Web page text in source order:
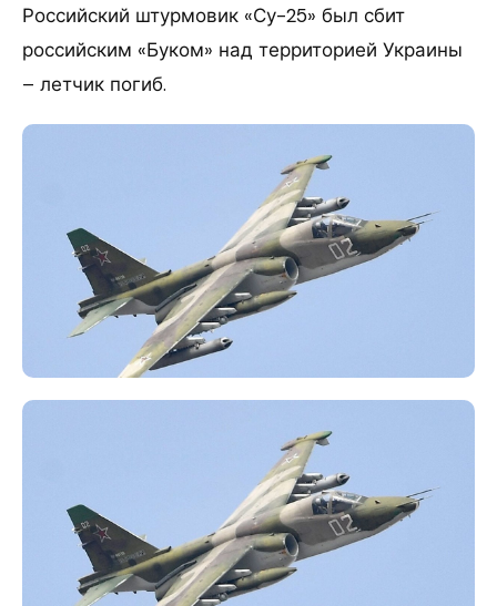
​Российский штурмовик «Су-25» был сбит
российским «Буком» над территорией Украины
– летчик погиб.